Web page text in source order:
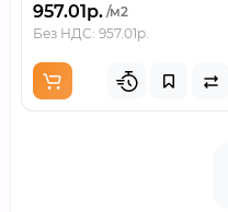
957.01р. /м2
Без НДС: 957.01р.